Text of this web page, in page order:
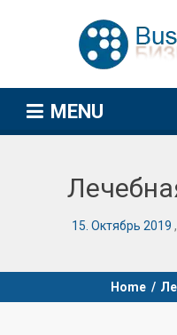
MENU
15 Октябрь 2019
Home /